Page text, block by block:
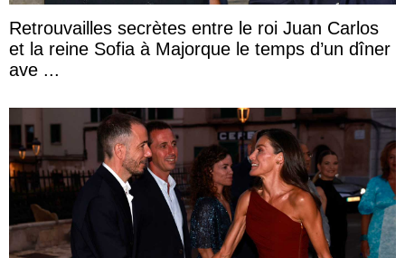
Retrouvailles secrètes entre le roi Juan Carlos
et la reine Sofia à Majorque le temps d’un dîner
ave ...